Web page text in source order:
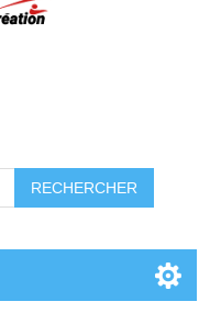
RECHERCHER